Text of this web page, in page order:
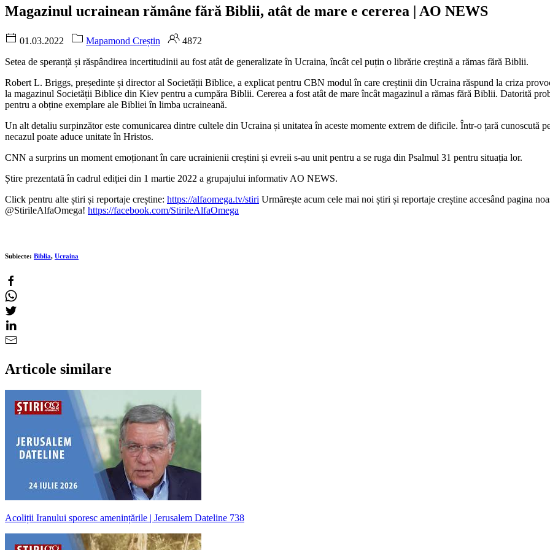
Magazinul ucrainean rămâne fără Biblii, atât de mare e cererea | AO NEWS
01.03.2022 Mapamond Creștin
4872
Setea de speranță și răspândirea incertitudinii au fost atât de generalizate în Ucraina, încât cel puțin o librărie creștină a rămas fără Biblii.
Robert L. Briggs, președinte și director al Societății Biblice, a explicat pentru CBN modul în care creștinii din Ucraina răspund la criza
la magazinul Societății Biblice din Kiev pentru a cumpăra Biblii. Cererea a fost atât de mare încât magazinul a rămas fără Biblii. Datorită
pentru a obține exemplare ale Bibliei în limba ucraineană.
Un alt detaliu surpinzător este comunicarea dintre cultele din Ucraina și unitatea în aceste momente extrem de dificile. Într-o țară cunoscută
necazul poate aduce unitate în Hristos.
CNN a surprins un moment emoționant în care ucrainienii creștini și evreii s-au unit pentru a se ruga din Psalmul 31 pentru situația lor.
Știre prezentată în cadrul ediției din 1 martie 2022 a grupajului informativ AO NEWS.
Click pentru alte știri și reportaje creștine: https://alfaomega.tv/stiri Urmărește acum cele mai noi știri și reportaje creștine accesând pagina
@StirileAlfaOmega! https://facebook.com/StirileAlfaOmega
Subiecte: Biblia, Ucraina
Articole similare
Acoliții Iranului sporesc amenințările | Jerusalem Dateline 738